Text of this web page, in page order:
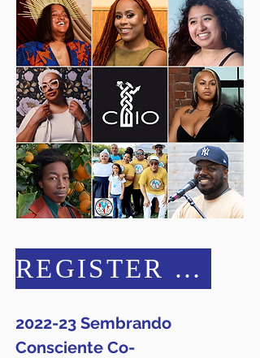
REGISTER HERE
2022-23 Sembrando
Consciente Co-